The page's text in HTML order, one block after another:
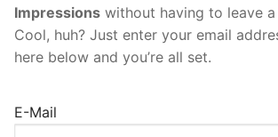
Impressions without having to leave
Cool, huh? Just enter your email
here below and you’re all set.
E-Mail